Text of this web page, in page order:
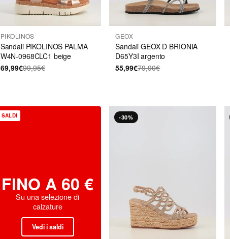
PIKOLINOS
Sandali PIKOLINOS PALMA
W4N-0968CLC1 beige
69,99€99,95€
GEOX
Sandali GEOX D BRIONIA
D65Y3I argento
55,99€79,90€
SALDI
FINO A 60 €
Su una selezione di
calzature
Vedi i saldi
-30%